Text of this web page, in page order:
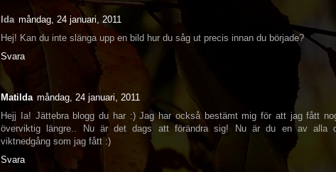
Ida måndag, 24 januari, 2011
Hej! Kan du inte slänga upp en bild hur du såg ut precis innan du började?
Svara
Matilda måndag, 24 januari, 2011
Hejj Ia! Jättebra blogg du har :) Jag har också bestämt mig för att jag fått
överviktig längre.. Nu är det dags att förändra sig! Nu är du en av alla
viktnedgång som jag fått :)
Svara